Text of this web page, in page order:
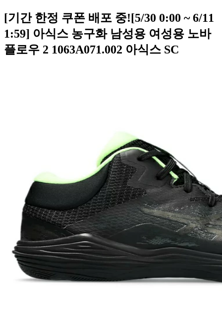
[기간 한정 쿠폰 배포 중![5/30 0:00 ~ 6/11
1:59] 아식스 농구화 남성용 여성용 노바
플로우 2 1063A071.002 아식스 SC